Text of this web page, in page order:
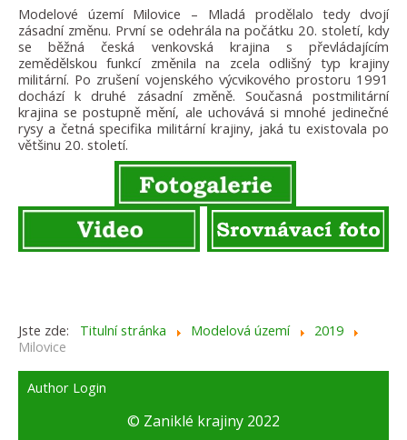
Modelové území Milovice – Mladá prodělalo tedy dvojí
zásadní změnu. První se odehrála na počátku 20. století, kdy
se běžná česká venkovská krajina s převládajícím
zemědělskou funkcí změnila na zcela odlišný typ krajiny
militární. Po zrušení vojenského výcvikového prostoru 1991
dochází k druhé zásadní změně. Současná postmilitární
krajina se postupně mění, ale uchovává si mnohé jedinečné
rysy a četná specifika militární krajiny, jaká tu existovala po
většinu 20. století.
Jste zde: Titulní stránka Modelová území
2019
Milovice
Author Login
© Zaniklé krajiny 2022